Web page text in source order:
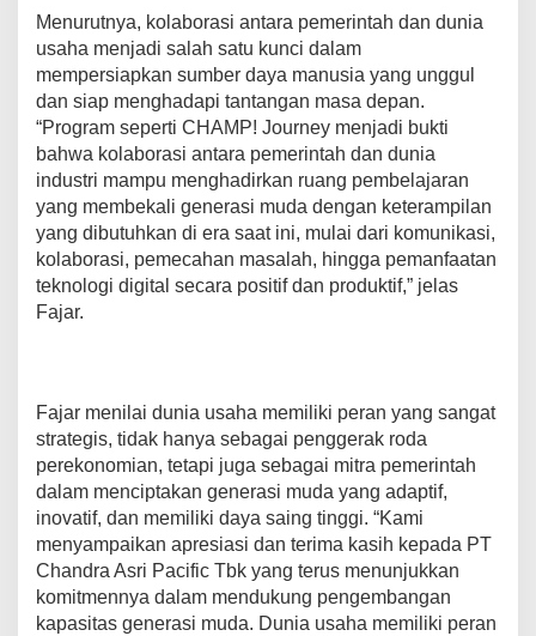
u
n
i
a
K
e
r
j
a
D
i
t
Menurutnya, kolaborasi antara pemerintah dan dunia
usaha menjadi salah satu kunci dalam
mempersiapkan sumber daya manusia yang unggul
dan siap menghadapi tantangan masa depan.
“Program seperti CHAMP! Journey menjadi bukti
bahwa kolaborasi antara pemerintah dan dunia
industri mampu menghadirkan ruang pembelajaran
yang membekali generasi muda dengan keterampilan
yang dibutuhkan di era saat ini, mulai dari komunikasi,
kolaborasi, pemecahan masalah, hingga pemanfaatan
teknologi digital secara positif dan produktif,” jelas
Fajar.
Fajar menilai dunia usaha memiliki peran yang sangat
strategis, tidak hanya sebagai penggerak roda
perekonomian, tetapi juga sebagai mitra pemerintah
dalam menciptakan generasi muda yang adaptif,
inovatif, dan memiliki daya saing tinggi. “Kami
menyampaikan apresiasi dan terima kasih kepada PT
Chandra Asri Pacific Tbk yang terus menunjukkan
komitmennya dalam mendukung pengembangan
kapasitas generasi muda. Dunia usaha memiliki peran